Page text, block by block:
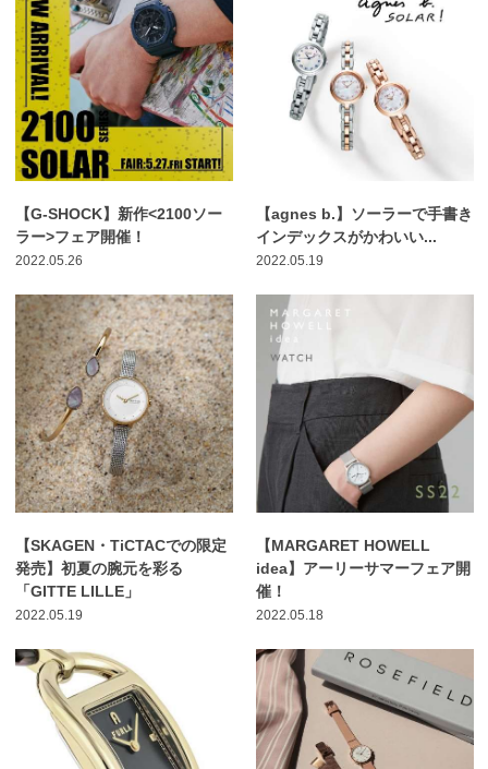
【G-SHOCK】新作<2100ソー
ラー>フェア開催！
2022.05.26
【agnes b.】ソーラーで手書き
インデックスがかわいい...
2022.05.19
【SKAGEN・TiCTACでの限定
発売】初夏の腕元を彩る
「GITTE LILLE」
2022.05.19
【MARGARET HOWELL
idea】アーリーサマーフェア開
催！
2022.05.18